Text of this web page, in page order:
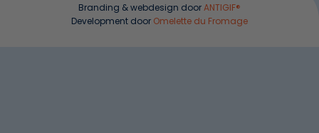
Branding & webdesign doorANTIGIF®
Development door Omelette du Fromage